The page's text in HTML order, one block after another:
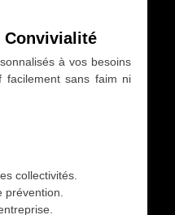
Convivialité
à vos besoins
facilement sans faim ni
collectivités.
prévention.